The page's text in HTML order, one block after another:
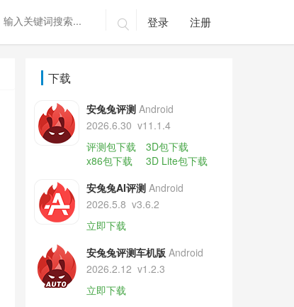
 登录 注册
下载
安兔兔评测 Android
2026.6.30 v11.1.4
评测包下载
3D包下载
x86包下载
3D Lite包下载
安兔兔AI评测 Android
2026.5.8 v3.6.2
立即下载
安兔兔评测车机版 Android
2026.2.12 v1.2.3
立即下载